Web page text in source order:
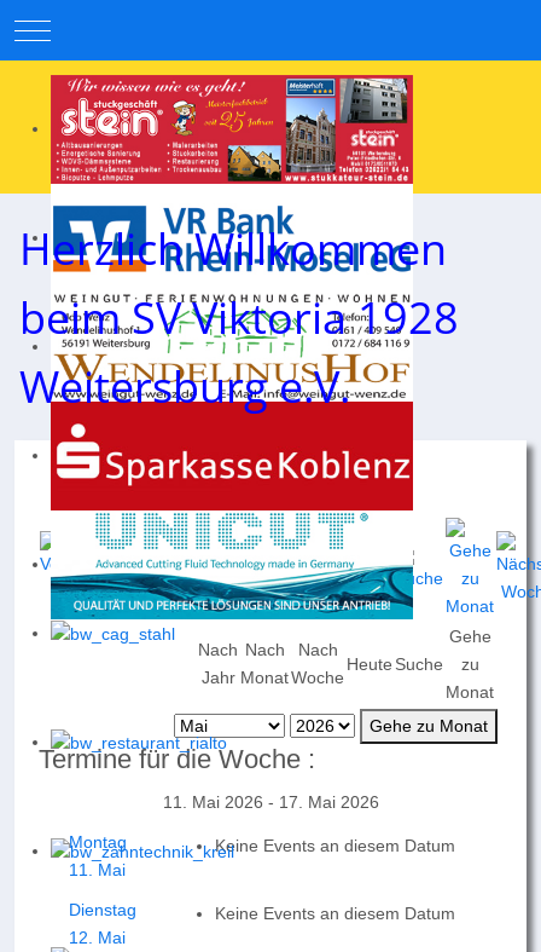
Mobile Menu Toggle
Herzlich Willkommen
beim SV Viktoria 1928
Weitersburg e.V.
Nach
Jahr
Nach
Monat
Nach
Woche
Heute Suche
Gehe
zu
Monat
Gehe zu Monat
Termine für die Woche :
11. Mai 2026 - 17. Mai 2026
Montag
11. Mai
Keine Events an diesem Datum
Dienstag
12. Mai
Keine Events an diesem Datum